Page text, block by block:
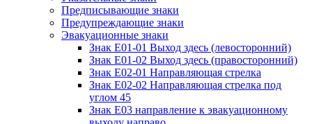
Предписывающие знаки
Предупреждающие знаки
Эвакуационные знаки
Знак Е01-01 Выход здесь (левосторонний)
Знак Е01-02 Выход здесь (правосторонний)
Знак Е02-01 Направляющая стрелка
Знак Е02-02 Направляющая стрелка под
углом 45
Знак Е03 направление к эвакуационному